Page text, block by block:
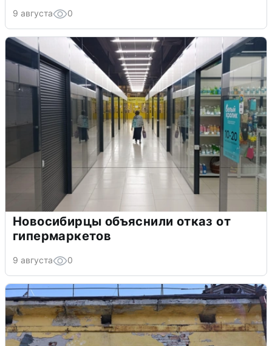
9 августа 0
Новосибирцы объяснили отказ от
гипермаркетов
9 августа 0